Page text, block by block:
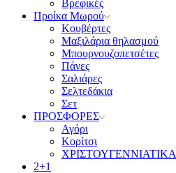
Βρεφικές
Προίκα Μωρού
Κουβέρτες
Μαξιλάρια θηλασμού
Μπουρνουζοπετσέτες
Πάνες
Σαλιάρες
Σελτεδάκια
Σετ
ΠΡΟΣΦΟΡΕΣ
Αγόρι
Κορίτσι
ΧΡΙΣΤΟΥΓΕΝΝΙΑΤΙΚΑ
2+1